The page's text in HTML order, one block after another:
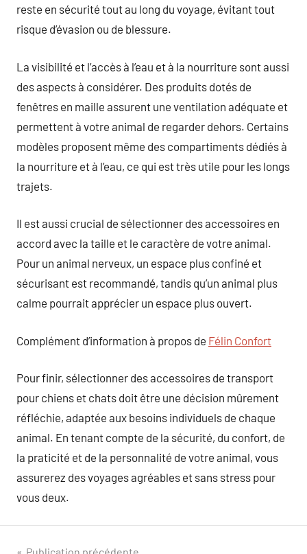
reste en sécurité tout au long du voyage, évitant tout
risque d’évasion ou de blessure.
La visibilité et l’accès à l’eau et à la nourriture sont aussi
des aspects à considérer. Des produits dotés de
fenêtres en maille assurent une ventilation adéquate et
permettent à votre animal de regarder dehors. Certains
modèles proposent même des compartiments dédiés à
la nourriture et à l’eau, ce qui est très utile pour les longs
trajets.
Il est aussi crucial de sélectionner des accessoires en
accord avec la taille et le caractère de votre animal.
Pour un animal nerveux, un espace plus confiné et
sécurisant est recommandé, tandis qu’un animal plus
calme pourrait apprécier un espace plus ouvert.
Complément d’information à propos de Félin Confort
Pour finir, sélectionner des accessoires de transport
pour chiens et chats doit être une décision mûrement
réfléchie, adaptée aux besoins individuels de chaque
animal. En tenant compte de la sécurité, du confort, de
la praticité et de la personnalité de votre animal, vous
assurerez des voyages agréables et sans stress pour
vous deux.
Publication précédente